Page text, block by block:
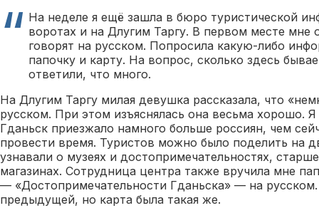
На неделе я ещё зашла в бюро туристической
воротах и на Длугим Таргу. В первом месте мне
говорят на русском. Попросила какую-либо
папочку и карту. На вопрос, сколько здесь
ответили, что много.
На Длугим Таргу милая девушка рассказала, что
русском. При этом изъяснялась она весьма хорошо. Я
Гданьск приезжало намного больше россиян, чем
провести время. Туристов можно было поделить на
узнавали о музеях и достопримечательностях,
магазинах. Сотрудница центра также вручила мне
— «Достопримечательности Гданьска» — на
предыдущей, но карта была такая же.